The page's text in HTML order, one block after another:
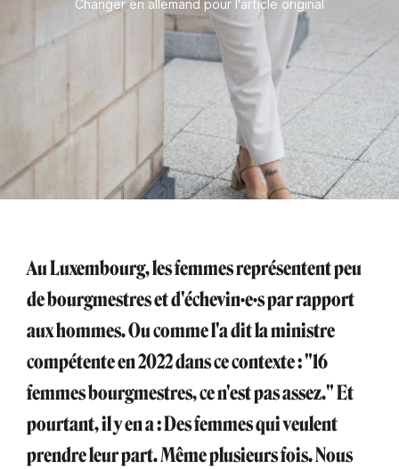
Changer en allemand pour l'article original
Au Luxembourg, les femmes représentent peu
de bourgmestres et d'échevin·e·s par rapport
aux hommes. Ou comme l'a dit la ministre
compétente en 2022 dans ce contexte : "16
femmes bourgmestres, ce n'est pas assez." Et
pourtant, il y en a : Des femmes qui veulent
prendre leur part. Même plusieurs fois. Nous